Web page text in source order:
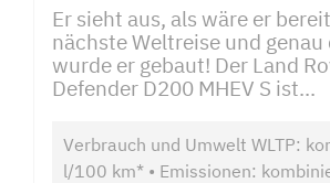
Er sieht aus, als wäre er
nächste Weltreise und genau
wurde er gebaut! Der Land
Defender D200 MHEV S ist...
Verbrauch und Umwelt WLTP:
l/100 km* • Emissionen: